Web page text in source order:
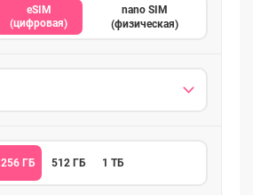
eSIM
(цифровая)
nano SIM
(физическая)
256 ГБ 512 ГБ 1 ТБ